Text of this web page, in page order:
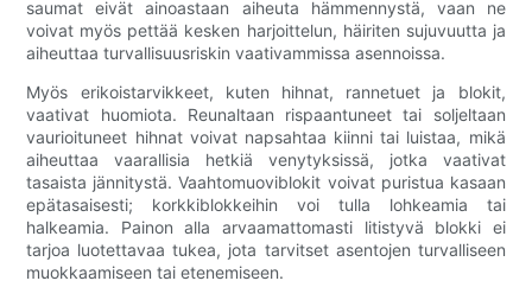
saumat eivät ainoastaan ​​aiheuta hämmennystä, vaan ne
voivat myös pettää kesken harjoittelun, häiriten sujuvuutta ja
aiheuttaa turvallisuusriskin vaativammissa asennoissa.
Myös erikoistarvikkeet, kuten hihnat, rannetuet ja blokit,
vaativat huomiota. Reunaltaan rispaantuneet tai soljeltaan
vaurioituneet hihnat voivat napsahtaa kiinni tai luistaa, mikä
aiheuttaa vaarallisia hetkiä venytyksissä, jotka vaativat
tasaista jännitystä. Vaahtomuoviblokit voivat puristua kasaan
epätasaisesti; korkkiblokkeihin voi tulla lohkeamia tai
halkeamia. Painon alla arvaamattomasti litistyvä blokki ei
tarjoa luotettavaa tukea, jota tarvitset asentojen turvalliseen
muokkaamiseen tai etenemiseen.